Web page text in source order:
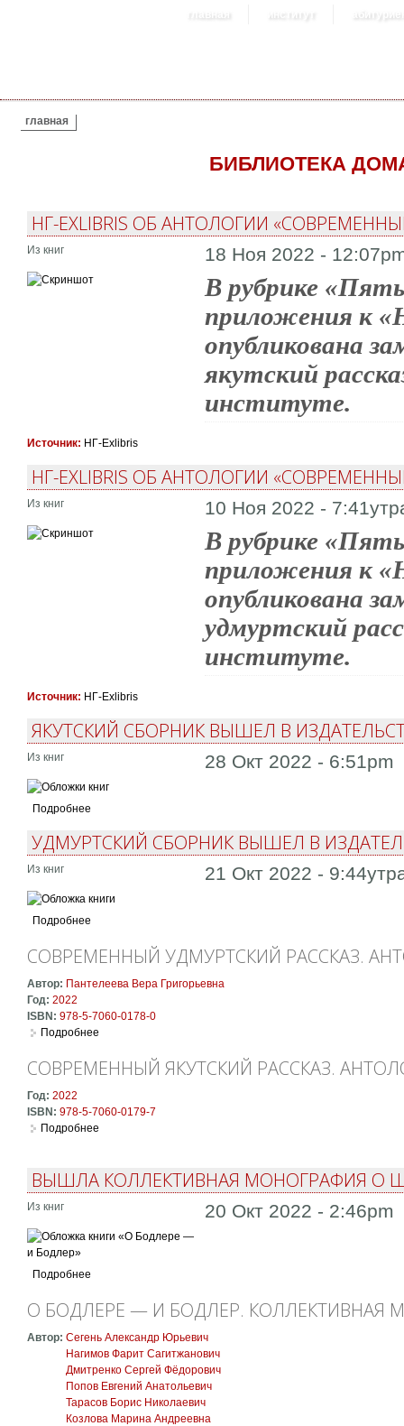
главная институт
ВЫ ЗДЕСЬ
главная
БИБЛИОТЕКА
НГ-EXLIBRIS ОБ АНТОЛОГИИ
Из книг 18 Ноя 2022 -
В рубрике
приложения к
опубликована
якутский
институте.
Источник: НГ-Exlibris
НГ-EXLIBRIS ОБ АНТОЛОГИИ
Из книг 10 Ноя 2022 -
В рубрике
приложения к
опубликована
удмуртский
институте.
Источник: НГ-Exlibris
ЯКУТСКИЙ СБОРНИК ВЫШЕЛ В
Из книг 28 Окт 2022 - 6:51pm
Подробнее
УДМУРТСКИЙ СБОРНИК ВЫШЕЛ В
Из книг 21 Окт 2022 -
Подробнее
СОВРЕМЕННЫЙ УДМУРТСКИЙ РАССКАЗ.
Автор: Пантелеева Вера Григорьевна
Год: 2022
ISBN: 978-5-7060-0178-0
Подробнее
СОВРЕМЕННЫЙ ЯКУТСКИЙ РАССКАЗ.
Год: 2022
ISBN: 978-5-7060-0179-7
Подробнее
ВЫШЛА КОЛЛЕКТИВНАЯ МОНОГРАФИЯ О
Из книг 20 Окт 2022 - 2:46pm
Подробнее
О БОДЛЕРЕ — И БОДЛЕР. КОЛЛЕКТИВНАЯ
Автор: Сегень Александр Юрьевич
Нагимов Фарит Сагитжанович
Дмитренко Сергей Фёдорович
Попов Евгений Анатольевич
Тарасов Борис Николаевич
Козлова Марина Андреевна